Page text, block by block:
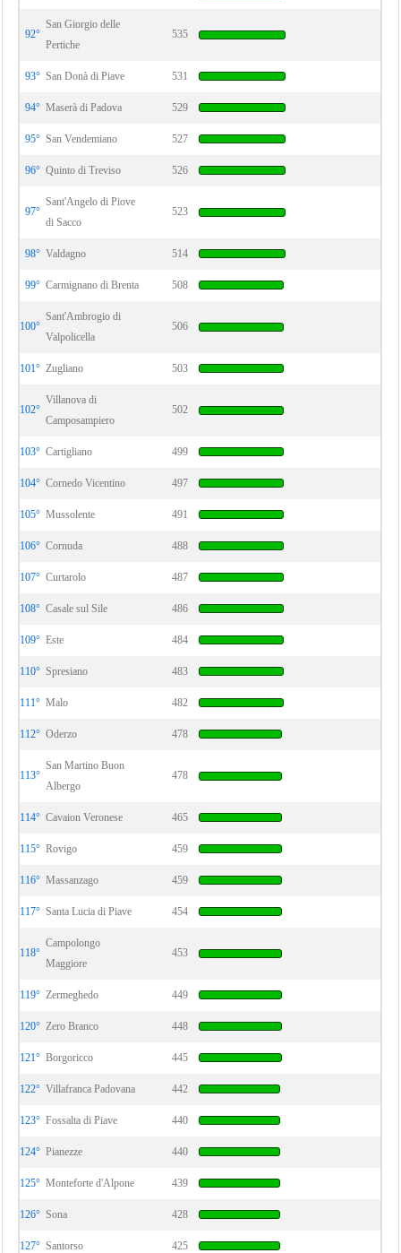
92°
San Giorgio delle
Pertiche
535
93° San Donà di Piave 531
94° Maserà di Padova 529
95° San Vendemiano 527
96° Quinto di Treviso 526
97°
Sant'Angelo di Piove
di Sacco
523
98° Valdagno 514
99° Carmignano di Brenta 508
100°
Sant'Ambrogio di
Valpolicella
506
101° Zugliano 503
102°
Villanova di
Camposampiero
502
103° Cartigliano 499
104° Cornedo Vicentino 497
105° Mussolente 491
106° Cornuda 488
107° Curtarolo 487
108° Casale sul Sile 486
109° Este 484
110° Spresiano 483
111° Malo 482
112° Oderzo 478
113°
San Martino Buon
Albergo
478
114° Cavaion Veronese 465
115° Rovigo 459
116° Massanzago 459
117° Santa Lucia di Piave 454
118°
Campolongo
Maggiore
453
119° Zermeghedo 449
120° Zero Branco 448
121° Borgoricco 445
122° Villafranca Padovana 442
123° Fossalta di Piave 440
124° Pianezze 440
125° Monteforte d'Alpone 439
126° Sona 428
127° Santorso 425